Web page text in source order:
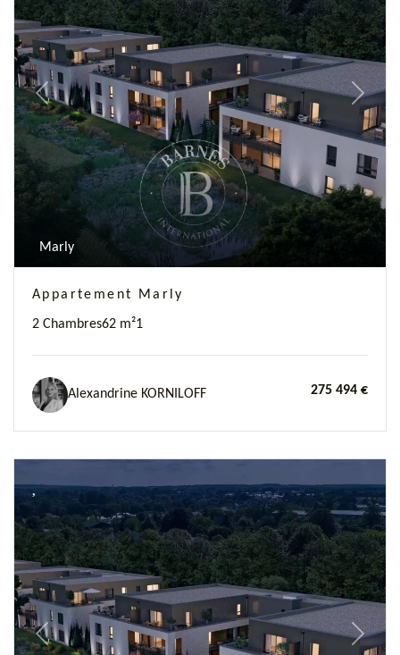
Previous Next
Marly
Appartement Marly
2 Chambres62 m²1
Alexandrine KORNILOFF 275 494 €
Previous Next